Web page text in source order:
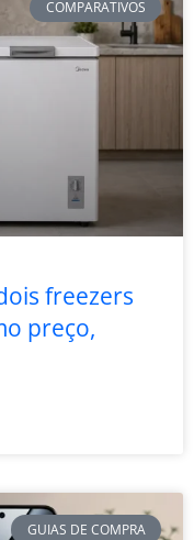
COMPARATIVOS
freezers
preço,
GUIAS DE COMPRA